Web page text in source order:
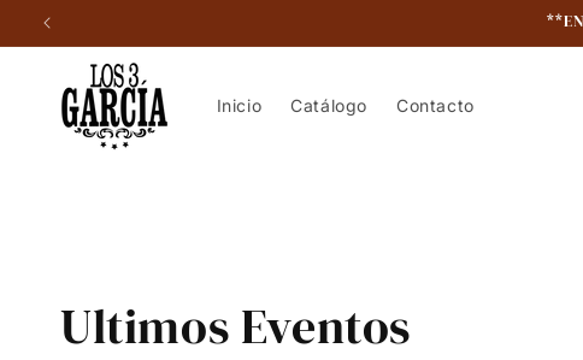
directamente
al contenido
Inicio Catálogo Contacto
Ultimos Eventos